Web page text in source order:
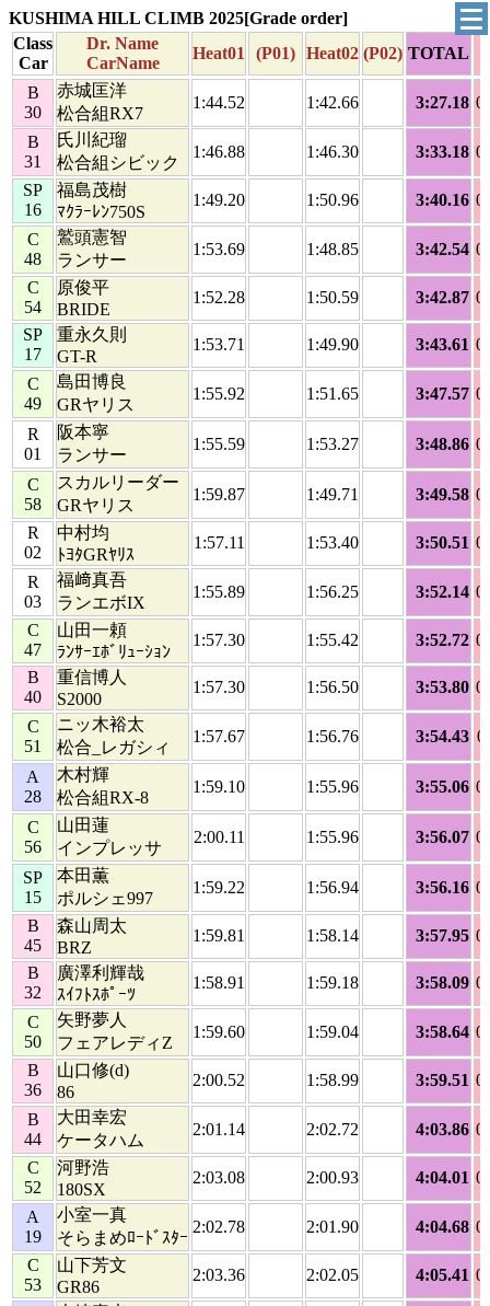
KUSHIMA HILL CLIMB 2025[Grade order]
Class
Car
Dr. Name
CarName
Heat01 (P01) Heat02 (P02) TOTAL
B
30
赤城匡洋
松合組RX7
1:44.52 1:42.66 3:27.18
B
31
氏川紀瑠
松合組シビック
1:46.88 1:46.30 3:33.18
SP
16
福島茂樹
ﾏｸﾗｰﾚﾝ750S
1:49.20 1:50.96 3:40.16
C
48
鷲頭憲智
ランサー
1:53.69 1:48.85 3:42.54
C
54
原俊平
BRIDE
1:52.28 1:50.59 3:42.87
SP
17
重永久則
GT-R
1:53.71 1:49.90 3:43.61
C
49
島田博良
GRヤリス
1:55.92 1:51.65 3:47.57
R
01
阪本寧
ランサー
1:55.59 1:53.27 3:48.86
C
58
スカルリーダー
GRヤリス
1:59.87 1:49.71 3:49.58
R
02
中村均
ﾄﾖﾀGRﾔﾘｽ
1:57.11 1:53.40 3:50.51
R
03
福﨑真吾
ランエボIX
1:55.89 1:56.25 3:52.14
C
47
山田一頼
ﾗﾝｻｰｴﾎﾞﾘｭｰｼｮﾝ
1:57.30 1:55.42 3:52.72
B
40
重信博人
S2000
1:57.30 1:56.50 3:53.80
C
51
ニッ木裕太
松合_レガシィ
1:57.67 1:56.76 3:54.43
A
28
木村輝
松合組RX-8
1:59.10 1:55.96 3:55.06
C
56
山田蓮
インプレッサ
2:00.11 1:55.96 3:56.07
SP
15
本田薫
ポルシェ997
1:59.22 1:56.94 3:56.16
B
45
森山周太
BRZ
1:59.81 1:58.14 3:57.95
B
32
廣澤利輝哉
ｽｲﾌﾄｽﾎﾟｰﾂ
1:58.91 1:59.18 3:58.09
C
50
矢野夢人
フェアレディZ
1:59.60 1:59.04 3:58.64
B
36
山口修(d)
86
2:00.52 1:58.99 3:59.51
B
44
大田幸宏
ケータハム
2:01.14 2:02.72 4:03.86
C
52
河野浩
180SX
2:03.08 2:00.93 4:04.01
A
19
小室一真
そらまめﾛｰﾄﾞｽﾀｰ
2:02.78 2:01.90 4:04.68
C
53
山下芳文
GR86
2:03.36 2:02.05 4:05.41